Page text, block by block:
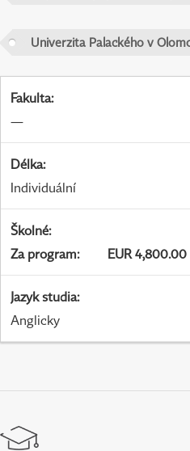
Univerzita Palackého v
Fakulta:
—
Délka:
Individuální
Školné:
Za program: EUR
Jazyk studia:
Anglicky